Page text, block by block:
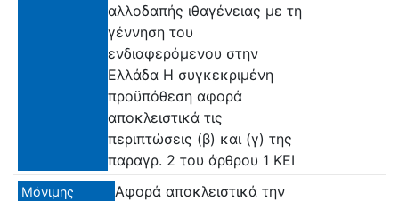
αλλοδαπής ιθαγένειας με τη
γέννηση του
ενδιαφερόμενου στην
Ελλάδα Η συγκεκριμένη
προϋπόθεση αφορά
αποκλειστικά τις
περιπτώσεις (β) και (γ) της
παραγρ. 2 του άρθρου 1 ΚΕΙ
Μόνιμης
Αφορά αποκλειστικά την